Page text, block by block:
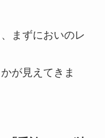
まずにおいのレ
が見えてきま